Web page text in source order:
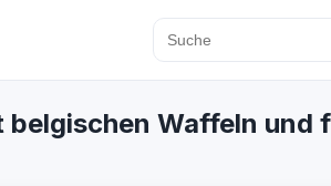
Waffeln und